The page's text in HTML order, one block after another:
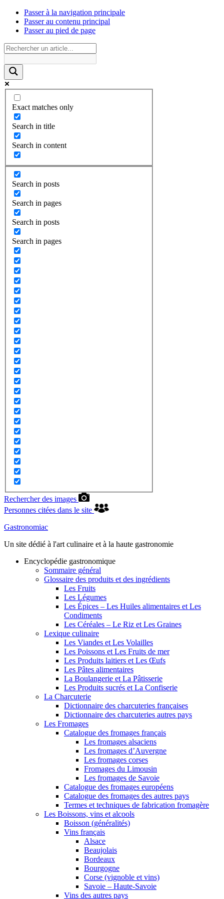
Passer à la navigation principale
Passer au contenu principal
Passer au pied de page
Exact matches only
Search in title
Search in content
Search in posts
Search in pages
Search in posts
Search in pages
Rechercher des images
Personnes citées dans le site
Gastronomiac
Un site dédié à l'art culinaire et à la haute gastronomie
Encyclopédie gastronomique
Sommaire général
Glossaire des produits et des ingrédients
Les Fruits
Les Légumes
Les Épices – Les Huiles alimentaires et Les
Condiments
Les Céréales – Le Riz et Les Graines
Lexique culinaire
Les Viandes et Les Volailles
Les Poissons et Les Fruits de mer
Les Produits laitiers et Les Œufs
Les Pâtes alimentaires
La Boulangerie et La Pâtisserie
Les Produits sucrés et La Confiserie
La Charcuterie
Dictionnaire des charcuteries françaises
Dictionnaire des charcuteries autres pays
Les Fromages
Catalogue des fromages français
Les fromages alsaciens
Les fromages d’Auvergne
Les fromages corses
Fromages du Limousin
Les fromages de Savoie
Catalogue des fromages européens
Catalogue des fromages des autres pays
Termes et techniques de fabrication fromagère
Les Boissons, vins et alcools
Boisson (généralités)
Vins français
Alsace
Beaujolais
Bordeaux
Bourgogne
Corse (vignoble et vins)
Savoie – Haute-Savoie
Vins des autres pays